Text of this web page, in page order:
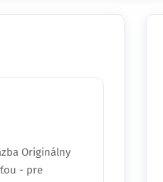
Originálny
- pre